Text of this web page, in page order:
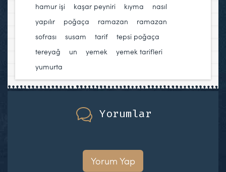
hamur işi
kaşar peyniri kıyma
nasıl
yapılır
poğaça ramazan
ramazan
sofrası
susam tarif tepsi poğaça
tereyağ
un yemek yemek tarifleri
yumurta
Yorumlar
Yorum Yap